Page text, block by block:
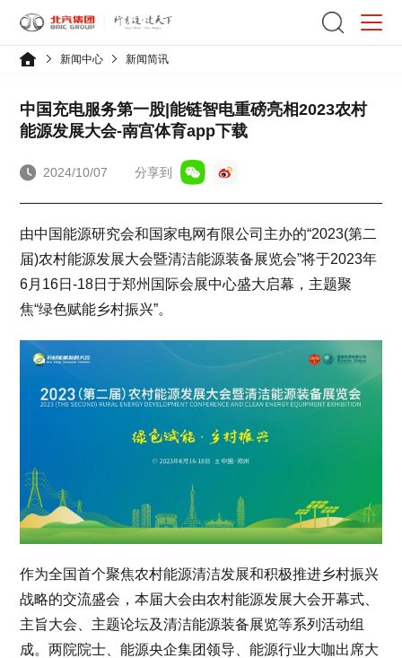
新闻中心 新闻简讯
中国充电服务第一股|能链智电重磅亮相2023农村
能源发展大会-南宫体育app下载
2024/10/07 分享到
由中国能源研究会和国家电网有限公司主办的“2023(第二
届)农村能源发展大会暨清洁能源装备展览会”将于2023年
6月16日-18日于郑州国际会展中心盛大启幕，主题聚
焦“绿色赋能乡村振兴”。
作为全国首个聚焦农村能源清洁发展和积极推进乡村振兴
战略的交流盛会，本届大会由农村能源发展大会开幕式、
主旨大会、主题论坛及清洁能源装备展览等系列活动组
成。两院院士、能源央企集团领导、能源行业大咖出席大